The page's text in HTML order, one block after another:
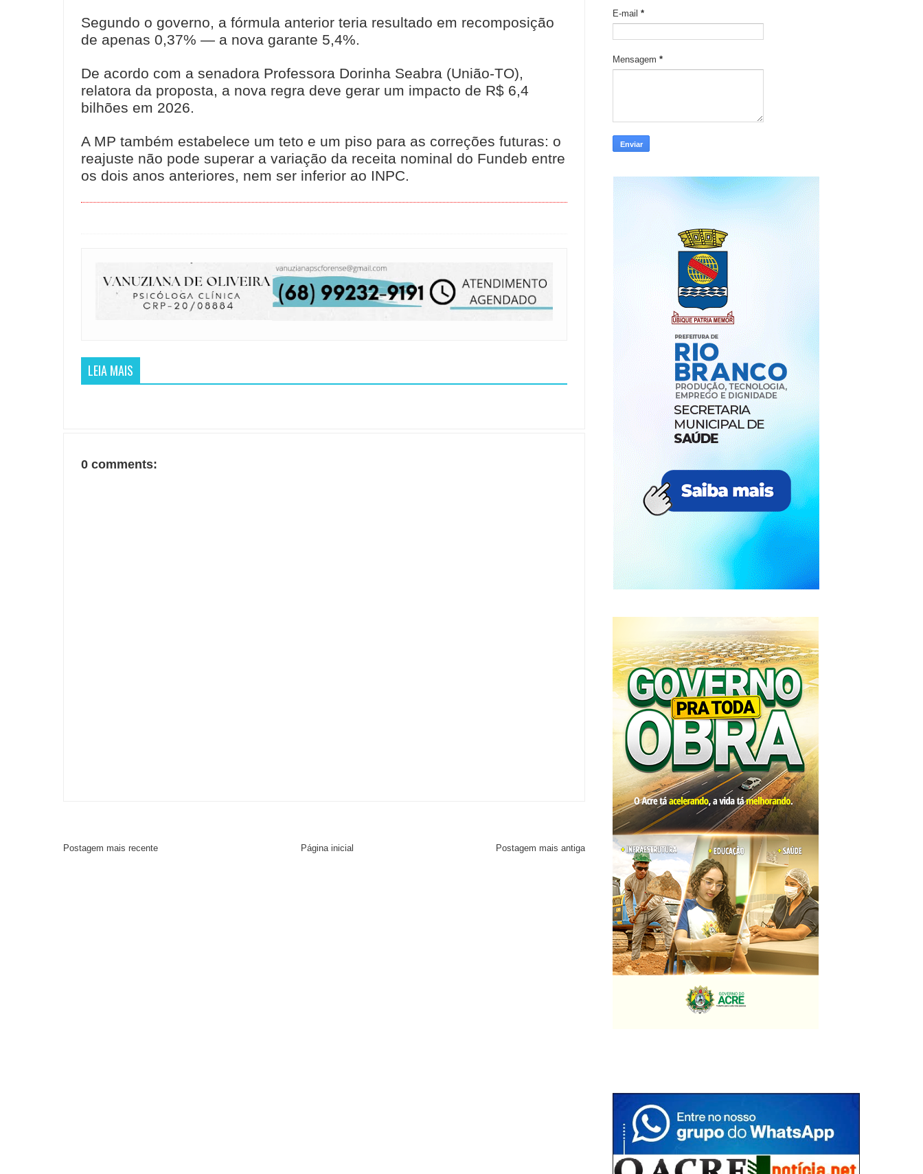
Segundo o governo, a fórmula anterior teria resultado em recomposição
de apenas 0,37% — a nova garante 5,4%.
De acordo com a senadora Professora Dorinha Seabra (União-TO),
relatora da proposta, a nova regra deve gerar um impacto de R$ 6,4
bilhões em 2026.
A MP também estabelece um teto e um piso para as correções futuras: o
reajuste não pode superar a variação da receita nominal do Fundeb entre
os dois anos anteriores, nem ser inferior ao INPC.
LEIA MAIS
0 comments:
Postagem mais recente Postagem mais antiga
Página inicial
E-mail *
Mensagem *